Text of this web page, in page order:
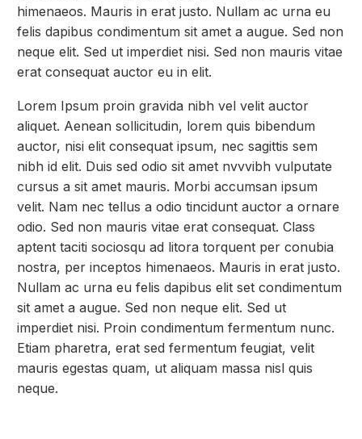
himenaeos. Mauris in erat justo. Nullam ac urna eu
felis dapibus condimentum sit amet a augue. Sed non
neque elit. Sed ut imperdiet nisi. Sed non mauris vitae
erat consequat auctor eu in elit.
Lorem Ipsum proin gravida nibh vel velit auctor
aliquet. Aenean sollicitudin, lorem quis bibendum
auctor, nisi elit consequat ipsum, nec sagittis sem
nibh id elit. Duis sed odio sit amet nvvvibh vulputate
cursus a sit amet mauris. Morbi accumsan ipsum
velit. Nam nec tellus a odio tincidunt auctor a ornare
odio. Sed non mauris vitae erat consequat. Class
aptent taciti sociosqu ad litora torquent per conubia
nostra, per inceptos himenaeos. Mauris in erat justo.
Nullam ac urna eu felis dapibus elit set condimentum
sit amet a augue. Sed non neque elit. Sed ut
imperdiet nisi. Proin condimentum fermentum nunc.
Etiam pharetra, erat sed fermentum feugiat, velit
mauris egestas quam, ut aliquam massa nisl quis
neque.